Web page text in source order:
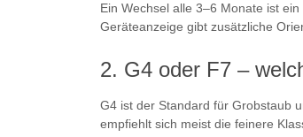
Ein Wechsel alle 3–6 Monate ist
Geräteanzeige gibt zusätzliche
G4 oder F7 –
G4 ist der Standard für Grobstaub
empfiehlt sich meist die feinere